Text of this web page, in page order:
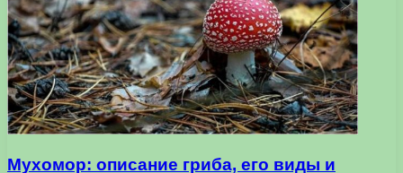
Мухомор: описание гриба, его виды и